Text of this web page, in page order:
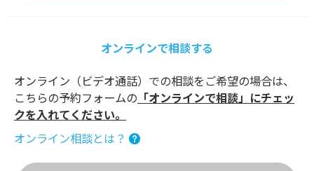
オンラインで相談する
オンライン（ビデオ通話）での相談をご希望の場合は、
こちらの予約フォームの 「オンラインで相談」にチェッ
クを入れてください。
オンライン相談とは？